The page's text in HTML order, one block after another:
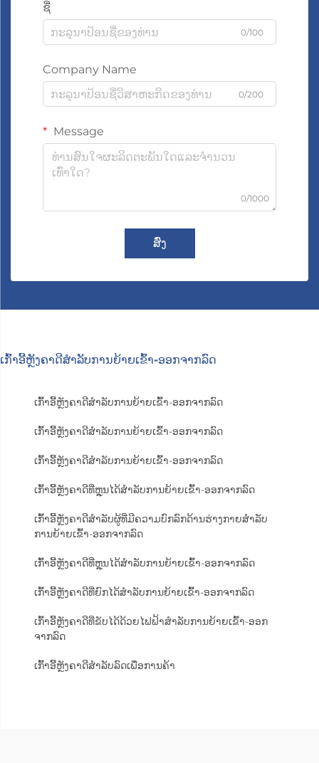
ຊື່
0/100
Company Name
0/200
Message
0/1000
ສົ່ງ
ເກົ້າອີ້ຫຼັງຄາດີສຳລັບການຍ້າຍເຂົ້າ-ອອກຈາກລົດ
ເກົ້າອີ້ຫຼັງຄາດີສຳລັບການຍ້າຍເຂົ້າ-ອອກຈາກລົດ
ເກົ້າອີ້ຫຼັງຄາດີສຳລັບການຍ້າຍເຂົ້າ-ອອກຈາກລົດ
ເກົ້າອີ້ຫຼັງຄາດີສຳລັບການຍ້າຍເຂົ້າ-ອອກຈາກລົດ
ເກົ້າອີ້ຫຼັງຄາດີທີ່ຫຼຸນໄດ້ສຳລັບການຍ້າຍເຂົ້າ-ອອກຈາກລົດ
ເກົ້າອີ້ຫຼັງຄາດີສຳລັບຜູ້ທີ່ມີຄວາມບົກລົກດ້ານຮ່າງກາຍສຳລັບ
ການຍ້າຍເຂົ້າ-ອອກຈາກລົດ
ເກົ້າອີ້ຫຼັງຄາດີທີ່ຫຼຸນໄດ້ສຳລັບການຍ້າຍເຂົ້າ-ອອກຈາກລົດ
ເກົ້າອີ້ຫຼັງຄາດີທີ່ຍົກໄດ້ສຳລັບການຍ້າຍເຂົ້າ-ອອກຈາກລົດ
ເກົ້າອີ້ຫຼັງຄາດີທີ່ຂັບໄດ້ດ້ວຍໄຟຟ້າສຳລັບການຍ້າຍເຂົ້າ-ອອກ
ຈາກລົດ
ເກົ້າອີ້ຫຼັງຄາດີສຳລັບລົດເພື່ອການຄ້າ